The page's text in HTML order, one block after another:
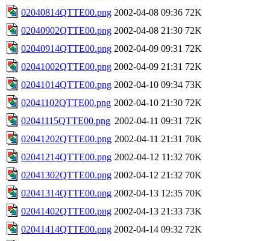
02040814QTTE00.png 2002-04-08 09:36 72K
02040902QTTE00.png 2002-04-08 21:30 72K
02040914QTTE00.png 2002-04-09 09:31 72K
02041002QTTE00.png 2002-04-09 21:31 72K
02041014QTTE00.png 2002-04-10 09:34 73K
02041102QTTE00.png 2002-04-10 21:30 72K
02041115QTTE00.png 2002-04-11 09:31 72K
02041202QTTE00.png 2002-04-11 21:31 70K
02041214QTTE00.png 2002-04-12 11:32 70K
02041302QTTE00.png 2002-04-12 21:32 70K
02041314QTTE00.png 2002-04-13 12:35 70K
02041402QTTE00.png 2002-04-13 21:33 73K
02041414QTTE00.png 2002-04-14 09:32 72K